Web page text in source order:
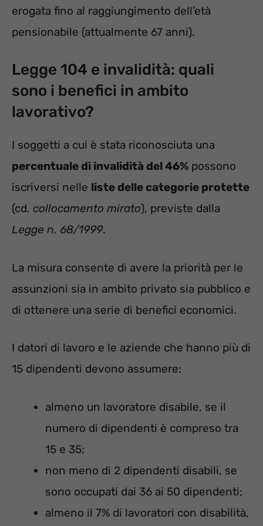
erogata fino al raggiungimento dell’età
pensionabile (attualmente 67 anni).
Legge 104 e invalidità: quali
sono i benefici in ambito
lavorativo?
I soggetti a cui è stata riconosciuta una
percentuale di invalidità del 46% possono
iscriversi nelle liste delle categorie protette
(cd. collocamento mirato), previste dalla
Legge n. 68/1999.
La misura consente di avere la priorità per le
assunzioni sia in ambito privato sia pubblico e
di ottenere una serie di benefici economici.
I datori di lavoro e le aziende che hanno più di
15 dipendenti devono assumere:
almeno un lavoratore disabile, se il
numero di dipendenti è compreso tra
15 e 35;
non meno di 2 dipendenti disabili, se
sono occupati dai 36 ai 50 dipendenti;
almeno il 7% di lavoratori con disabilità,